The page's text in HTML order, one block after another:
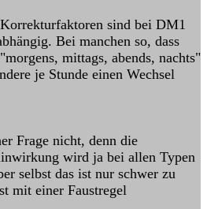
sind bei DM1
Bei manchen so, dass
mittags, abends, nachts"
je Stunde einen Wechsel
Frage nicht, denn die
wird ja bei allen Typen
selbst das ist nur schwer zu
mit einer Faustregel